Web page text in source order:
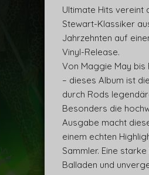
Ultimate Hits vereint
Stewart-Klassiker
Jahrzehnten auf
Vinyl-Release.
Von Maggie May bis
– dieses Album ist
durch Rods
Besonders die
Ausgabe macht
einem echten
Sammler. Eine
Balladen und